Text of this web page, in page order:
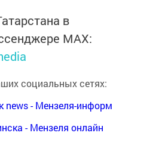
в
MАХ:
социальных сетях:
news - Мензеля-информ
- Мензеля онлайн